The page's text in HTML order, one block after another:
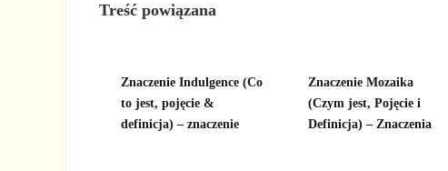
Treść powiązana
Znaczenie Indulgence (Co
to jest, pojęcie &
definicja) – znaczenie
Znaczenie Mozaika
(Czym jest, Pojęcie i
Definicja) – Znaczenia